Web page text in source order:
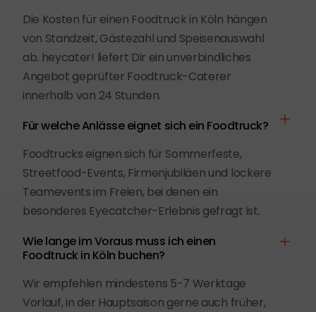
Die Kosten für einen Foodtruck in Köln hängen
von Standzeit, Gästezahl und Speisenauswahl
ab. heycater! liefert Dir ein unverbindliches
Angebot geprüfter Foodtruck-Caterer
innerhalb von 24 Stunden.
Für welche Anlässe eignet sich ein Foodtruck?
Foodtrucks eignen sich für Sommerfeste,
Streetfood-Events, Firmenjubiläen und lockere
Teamevents im Freien, bei denen ein
besonderes Eyecatcher-Erlebnis gefragt ist.
Wie lange im Voraus muss ich einen
Foodtruck in Köln buchen?
Wir empfehlen mindestens 5-7 Werktage
Vorlauf, in der Hauptsaison gerne auch früher,